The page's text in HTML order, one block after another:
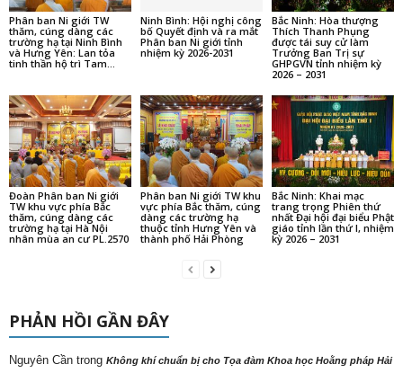
Phân ban Ni giới TW
thăm, cúng dàng các
trường hạ tại Ninh Bình
và Hưng Yên: Lan tỏa
tinh thần hộ trì Tam...
Ninh Bình: Hội nghị công
bố Quyết định và ra mắt
Phân ban Ni giới tỉnh
nhiệm kỳ 2026-2031
Bắc Ninh: Hòa thượng
Thích Thanh Phụng
được tái suy cử làm
Trưởng Ban Trị sự
GHPGVN tỉnh nhiệm kỳ
2026 – 2031
Đoàn Phân ban Ni giới
TW khu vực phía Bắc
thăm, cúng dàng các
trường hạ tại Hà Nội
nhân mùa an cư PL.2570
Phân ban Ni giới TW khu
vực phía Bắc thăm, cúng
dàng các trường hạ
thuộc tỉnh Hưng Yên và
thành phố Hải Phòng
Bắc Ninh: Khai mạc
trang trọng Phiên thứ
nhất Đại hội đại biểu Phật
giáo tỉnh lần thứ I, nhiệm
kỳ 2026 – 2031
PHẢN HỒI GẦN ĐÂY
Nguyên Cần trong Không khí chuẩn bị cho Tọa đàm Khoa học Hoằng pháp Hải